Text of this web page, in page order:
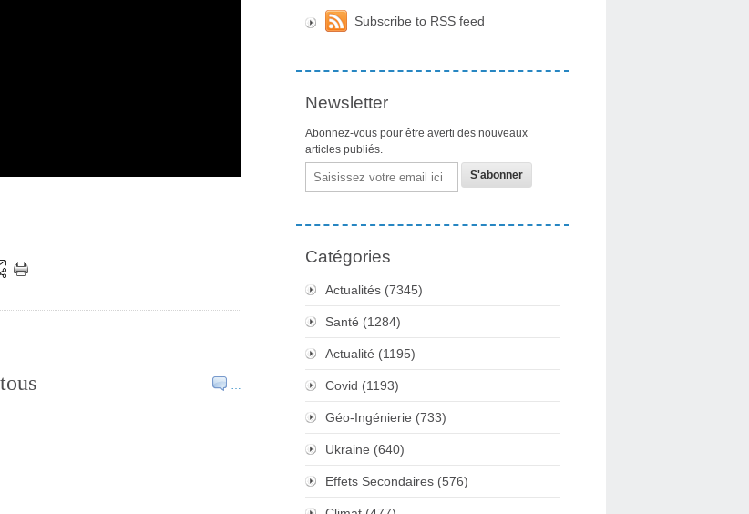
Subscribe to RSS feed
Newsletter
Abonnez-vous pour être averti des nouveaux
articles publiés.
Email
Catégories
Actualités (7345)
Santé (1284)
Actualité (1195)
Covid (1193)
Géo-Ingénierie (733)
Ukraine (640)
Effets Secondaires (576)